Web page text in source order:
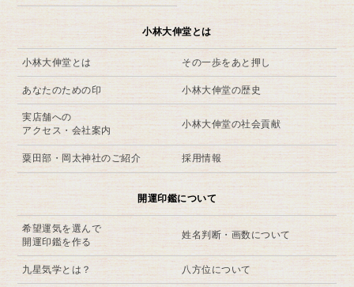
小林大伸堂とは
小林大伸堂とは その一歩をあと押し
あなたのための印 小林大伸堂の歴史
実店舗への
アクセス・会社案内
小林大伸堂の社会貢献
粟田部・岡太神社のご紹介 採用情報
開運印鑑について
希望運気を選んで
開運印鑑を作る
姓名判断・画数について
九星気学とは？ 八方位について